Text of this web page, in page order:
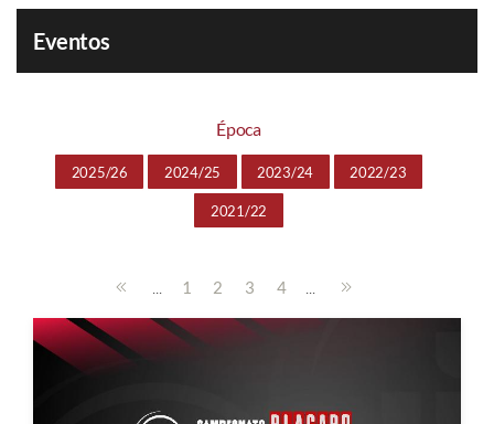
Eventos
Época
2025/26 2024/25 2023/24 2022/23
2021/22
... 1 2 3 4 ...